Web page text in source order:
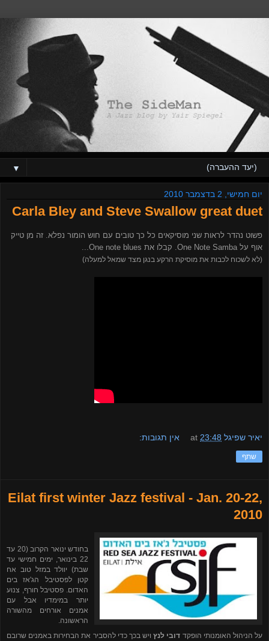
▼
יום חמישי, 2 בדצמבר 2010
Carla Bley and Steve Swallow great duet
פשוט נהדר לראות שני מוסיקאים כל כך טובים עם חוש הומור נפלא. זה מן טייק
אוף על One Note Samba. קבלו את One note blues...
(לא לשכוח לכבות את מוסיקת הרקע בנגן מצד שמאל למעלה)
יאיר שפיגל at 23:48 אין תגובות:
שתף
Eilat first winter Jazz festival - Jan. 20-22,
2010
בחודש ינואר הקרוב (20 עד
22 בינואר, ימים חמישי עד
שבת) יוולד במזל טוב אח
קטן לפסטיבל הג'אז בים
האדום. פסטיבל חורף, צנוע
יותר במימדיו אבל עם
אמנים אורחים מהשורה
הראשונה.
על הניהול האומנותי הופקד דובי לנץויש בכך כדי להסביר את הבחירות באמנים שרובם